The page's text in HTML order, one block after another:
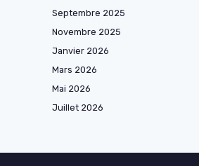
Septembre 2025
Novembre 2025
Janvier 2026
Mars 2026
Mai 2026
Juillet 2026